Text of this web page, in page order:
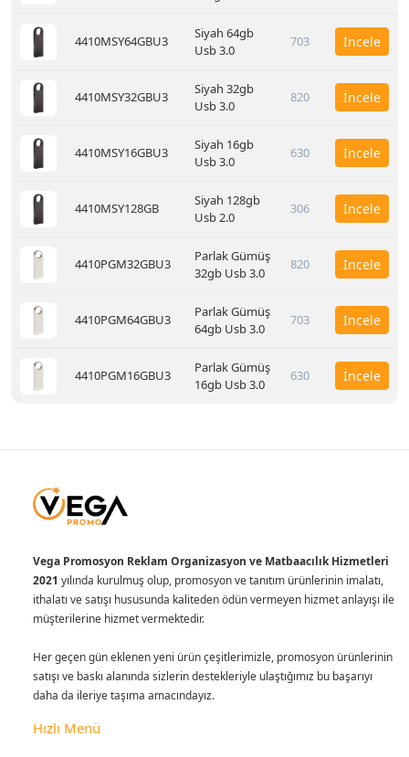
4410MSY64GBU3
Siyah 64gb
Usb 3.0
703 İncele
4410MSY32GBU3
Siyah 32gb
Usb 3.0
820 İncele
4410MSY16GBU3
Siyah 16gb
Usb 3.0
630 İncele
4410MSY128GB
Siyah 128gb
Usb 2.0
306 İncele
4410PGM32GBU3
Parlak Gümüş
32gb Usb 3.0
820 İncele
4410PGM64GBU3
Parlak Gümüş
64gb Usb 3.0
703 İncele
4410PGM16GBU3
Parlak Gümüş
16gb Usb 3.0
630 İncele
Vega Promosyon Reklam Organizasyon ve Matbaacılık Hizmetleri
2021 yılında kurulmuş olup, promosyon ve tanıtım ürünlerinin imalatı,
ithalatı ve satışı hususunda kaliteden ödün vermeyen hizmet anlayışı ile
müşterilerine hizmet vermektedir.
Her geçen gün eklenen yeni ürün çeşitlerimizle, promosyon ürünlerinin
satışı ve baskı alanında sizlerin destekleriyle ulaştığımız bu başarıyı
daha da ileriye taşıma amacındayız.
Hızlı Menü